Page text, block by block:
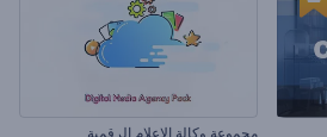
مجموعة وكالة الإعلام الرقمية